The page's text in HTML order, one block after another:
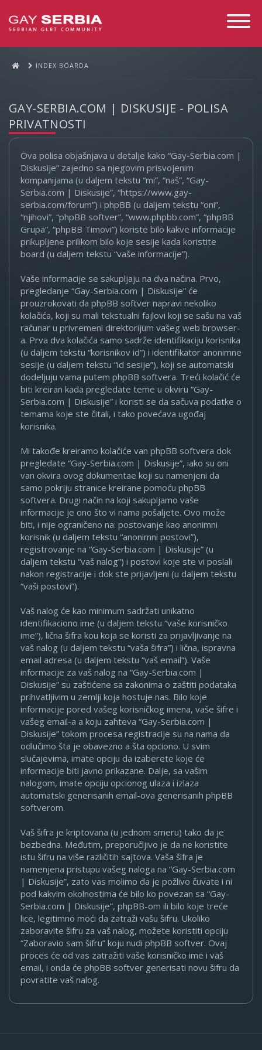
Toggle
INDEX BOARDA
GAY-SERBIA.COM | DISKUSIJE - POLISA
PRIVATNOSTI
Ova polisa objašnjava u detalje kako “Gay-Serbia.com |
Diskusije” zajedno sa njegovim prisvojenim
kompanijama (u daljem tekstu “mi”, “naš”, “Gay-
Serbia.com | Diskusije”, “https://www.gay-
serbia.com/forum”) i phpBB (u daljem tekstu “oni”,
“njihovi”, “phpBB softver”, “www.phpbb.com”, “phpBB
Grupa”, “phpBB Timovi”) koriste bilo kakve informacije
prikupljene prilikom bilo koje sesije kada koristite
board (u daljem tekstu “vaše informacije”).
Vaše informacije se sakupljaju na dva načina. Prvo,
pregledanje “Gay-Serbia.com | Diskusije” će
prouzrokovati da phpBB softver napravi nekoliko
kolačića, koji su mali tekstualni fajlovi koji se sašu na vaš
računar u privremeni direktorijum vašeg web browser-
a. Prva dva kolačića samo sadrže identifikaciju korisnika
(u daljem tekstu “korisnikov id”) i identifikator anonimne
sesije (u daljem tekstu “id sesije”), koji se automatski
dodeljuju vama putem phpBB softvera. Treći kolačić će
biti kreiran kada pregledate teme u okviru “Gay-
Serbia.com | Diskusije” i koristi se da sačuva podatke o
temama koje ste čitali, i tako povećava ugođaj
korisnika.
Mi takođe kreiramo kolačiće van phpBB softvera dok
pregledate “Gay-Serbia.com | Diskusije”, iako su oni
van okvira ovog dokumentae koji su namenjeni da
samo pokriju stranice kreirane pomoću phpBB
softvera. Drugi način na koji sakupljamo vaše
informacije je ono što vi nama pošaljete. Ovo može
biti, i nije ograničeno na: postovanje kao anonimni
korisnik (u daljem tekstu “anonimni postovi”),
registrovanje na “Gay-Serbia.com | Diskusije” (u
daljem tekstu “vaš nalog”) i postovi koje ste vi poslali
nakon registracije i dok ste prijavljeni (u daljem tekstu
“vaši postovi”).
Vaš nalog će kao minimum sadržati unikatno
identifikaciono ime (u daljem tekstu “vaše korisničko
ime”), lična šifra kou koja se koristi za prijavljivanje na
vaš nalog (u daljem tekstu “vaša šifra”) i lična, ispravna
email adresa (u daljem tekstu “vaš email”). Vaše
informacije za vaš nalog na “Gay-Serbia.com |
Diskusije” su zaštićene sa zakonima o zaštiti podataka
prihvatljivim u zemlji koja hostuje nas. Bilo koje
informacije pored vašeg korisničkog imena, vaše šifre i
vašeg email-a a koju zahteva “Gay-Serbia.com |
Diskusije” tokom procesa registracije su na nama da
odlučimo šta je obavezno a šta opciono. U svim
slučajevima, imate opciju da izaberete koje će
informacije biti javno prikazane. Dalje, sa vašim
nalogom, imate opciju opcionog ulaza i izlaza
automatski generisanih email-ova generisanih phpBB
softverom.
Vaš šifra je kriptovana (u jednom smeru) tako da je
bezbedna. Međutim, preporučljivo je da ne koristite
istu šifru na više različitih sajtova. Vaša šifra je
namenjena pristupu vašeg naloga na “Gay-Serbia.com
| Diskusije”, zato vas molimo da je požlivo čuvate i ni
pod kakvim okolnostima će bilo ko povezan sa “Gay-
Serbia.com | Diskusije”, phpBB-om ili bilo koje treće
lice, legitimno moći da zatraži vašu šifru. Ukoliko
zaboravite šifru za vaš nalog, možete koristiti opciju
“Zaboravio sam šifru” koju nudi phpBB softver. Ovaj
proces će od vas zatražiti vaše korisničko ime i vaš
email, i onda će phpBB softver generisati novu šifru da
povratite vaš nalog.